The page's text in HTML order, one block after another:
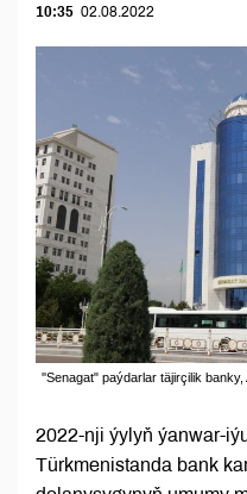
10:35 02.08.2022
''Senagat" paýdarlar täjirçilik
2022-nji ýylyň ýanwar-
Türkmenistanda bank